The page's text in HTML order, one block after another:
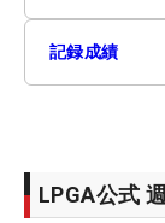
記録成績
LPGA公式